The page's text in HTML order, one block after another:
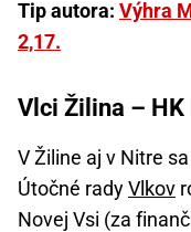
Tip autora: Výhra
2,17.
Vlci Žilina –
V Žiline aj v Nitre
Útočné radyVlkov
Novej Vsi (za